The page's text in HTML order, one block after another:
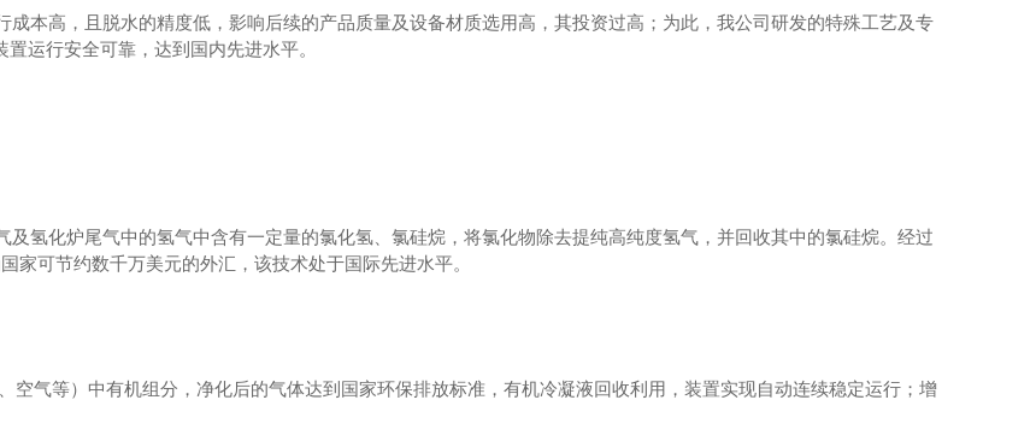
本高，且脱水的精度低，影响后续的产品质量及设备材质选用高，其投资过高；为此，我公司研发的特殊工艺及专
置运行安全可靠，达到国内先进水平。
氢化炉尾气中的氢气中含有一定量的氯化氢、氯硅烷，将氯化物除去提纯高纯度氢气，并回收其中的氯硅烷。经过
可节约数千万美元的外汇，该技术处于国际先进水平。
空气等）中有机组分，净化后的气体达到国家环保排放标准，有机冷凝液回收利用，装置实现自动连续稳定运行；增